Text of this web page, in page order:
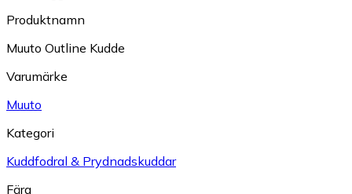
Produktnamn
Muuto Outline Kudde
Varumärke
Muuto
Kategori
Kuddfodral & Prydnadskuddar
Färg